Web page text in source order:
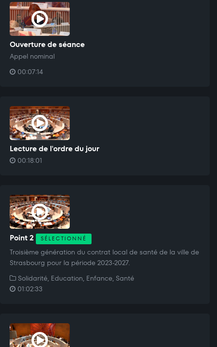
Ouverture de séance
Appel nominal
00:07:14
Lecture de l'ordre du jour
00:18:01
Point 2 SÉLECTIONNÉ
Troisième génération du contrat local de santé de la ville de
Strasbourg pour la période 2023-2027.
Solidarité, Education, Enfance, Santé
01:02:33